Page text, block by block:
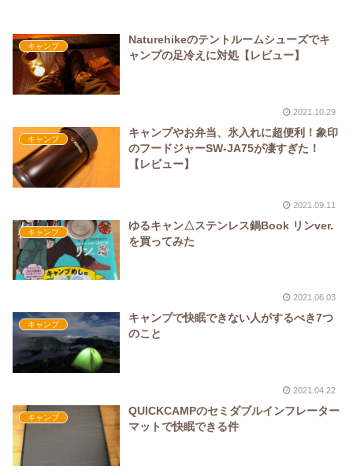
キャンプ
Naturehikeのテントルームシューズでキ
ャンプの足冷えに対処【レビュー】
2021.10.29
キャンプ
キャンプやお弁当、氷入れに超便利！象印
のフードジャーSW-JA75が凄すぎた！
【レビュー】
2021.09.11
キャンプ
ゆるキャン△ステンレス鍋Book リンver.
を買ってみた
2021.06.03
キャンプ
キャンプで快眠できない人がするべき7つ
のこと
2021.04.22
キャンプ
QUICKCAMPのセミダブルインフレーター
マットで快眠できる件